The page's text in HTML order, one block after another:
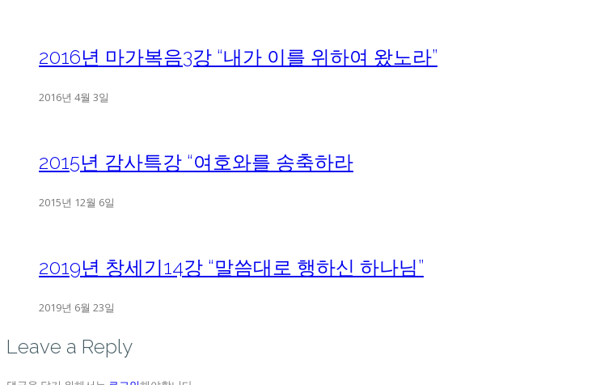
2016년 마가복음3강 “내가 이를 위하여 왔노라”
2016년 4월 3일
2015년 감사특강 “여호와를 송축하라
2015년 12월 6일
2019년 창세기14강 “말씀대로 행하신 하나님”
2019년 6월 23일
Leave a Reply